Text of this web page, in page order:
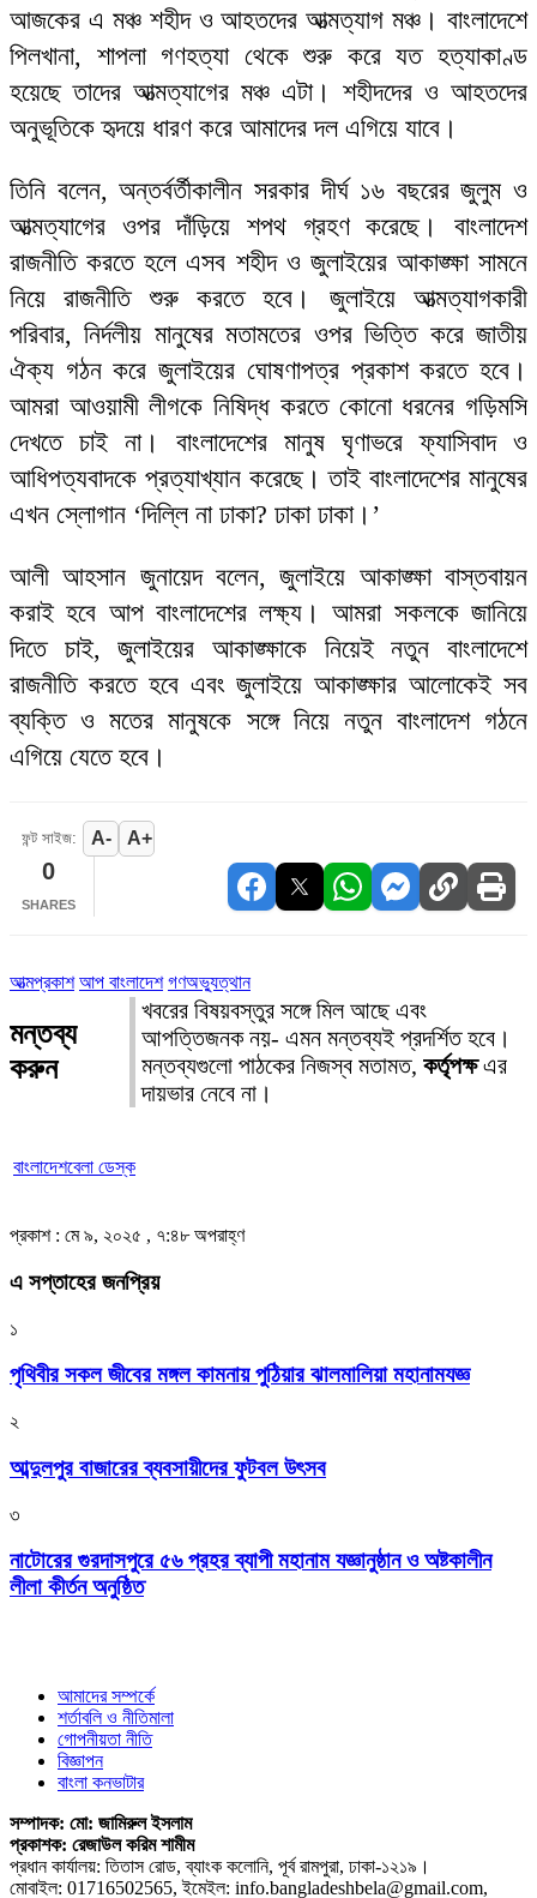
আজকের এ মঞ্চ শহীদ ও আহতদের আত্মত্যাগ মঞ্চ। বাংলাদেশে
পিলখানা, শাপলা গণহত্যা থেকে শুরু করে যত হত্যাকাণ্ড
হয়েছে তাদের আত্মত্যাগের মঞ্চ এটা। শহীদদের ও আহতদের
অনুভূতিকে হৃদয়ে ধারণ করে আমাদের দল এগিয়ে যাবে।
তিনি বলেন, অন্তর্বর্তীকালীন সরকার দীর্ঘ ১৬ বছরের জুলুম ও
আত্মত্যাগের ওপর দাঁড়িয়ে শপথ গ্রহণ করেছে। বাংলাদেশ
রাজনীতি করতে হলে এসব শহীদ ও জুলাইয়ের আকাঙ্ক্ষা সামনে
নিয়ে রাজনীতি শুরু করতে হবে। জুলাইয়ে আত্মত্যাগকারী
পরিবার, নির্দলীয় মানুষের মতামতের ওপর ভিত্তি করে জাতীয়
ঐক্য গঠন করে জুলাইয়ের ঘোষণাপত্র প্রকাশ করতে হবে।
আমরা আওয়ামী লীগকে নিষিদ্ধ করতে কোনো ধরনের গড়িমসি
দেখতে চাই না। বাংলাদেশের মানুষ ঘৃণাভরে ফ্যাসিবাদ ও
আধিপত্যবাদকে প্রত্যাখ্যান করেছে। তাই বাংলাদেশের মানুষের
এখন স্লোগান ‘দিল্লি না ঢাকা? ঢাকা ঢাকা।’
আলী আহসান জুনায়েদ বলেন, জুলাইয়ে আকাঙ্ক্ষা বাস্তবায়ন
করাই হবে আপ বাংলাদেশের লক্ষ্য। আমরা সকলকে জানিয়ে
দিতে চাই, জুলাইয়ের আকাঙ্ক্ষাকে নিয়েই নতুন বাংলাদেশে
রাজনীতি করতে হবে এবং জুলাইয়ে আকাঙ্ক্ষার আলোকেই সব
ব্যক্তি ও মতের মানুষকে সঙ্গে নিয়ে নতুন বাংলাদেশ গঠনে
এগিয়ে যেতে হবে।
ফন্ট সাইজ: A- A+
0
SHARES
আত্মপ্রকাশ আপ বাংলাদেশ গণঅভ্যুত্থান
মন্তব্য
করুন
খবরের বিষয়বস্তুর সঙ্গে মিল আছে এবং
আপত্তিজনক নয়- এমন মন্তব্যই প্রদর্শিত হবে।
মন্তব্যগুলো পাঠকের নিজস্ব মতামত, কর্তৃপক্ষএর
দায়ভার নেবে না।
বাংলাদেশবেলা ডেস্ক
প্রকাশ : মে ৯, ২০২৫ , ৭:৪৮ অপরাহ্ণ
এ সপ্তাহের জনপ্রিয়
১
পৃথিবীর সকল জীবের মঙ্গল কামনায় পুঠিয়ার ঝালমালিয়া মহানামযজ্ঞ
২
আব্দুলপুর বাজারের ব্যবসায়ীদের ফুটবল উৎসব
৩
নাটোরের গুরদাসপুরে ৫৬ প্রহর ব্যাপী মহানাম যজ্ঞানুষ্ঠান ও অষ্টকালীন
লীলা কীর্তন অনুষ্ঠিত
আমাদের সম্পর্কে
শর্তাবলি ও নীতিমালা
গোপনীয়তা নীতি
বিজ্ঞাপন
বাংলা কনভাটার
সম্পাদক: মো: জামিরুল ইসলাম
প্রকাশক: রেজাউল করিম শামীম
প্রধান কার্যালয়: তিতাস রোড, ব্যাংক কলোনি, পূর্ব রামপুরা, ঢাকা-১২১৯।
মোবাইল: 01716502565, ইমেইল: info.bangladeshbela@gmail.com,